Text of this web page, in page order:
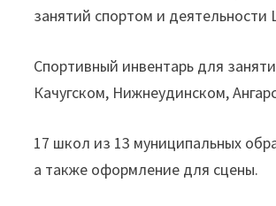
занятий спортом и
Спортивный инвентарь для
Качугском, Нижнеудинском,
17 школ из 13 муниципальных
а также оформление для сцены.